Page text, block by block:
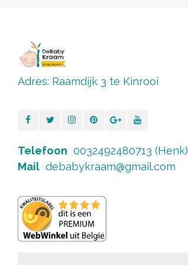
Adres: Raamdijk 3 te Kinrooi
Telefoon 0032492480713 (Henk)
Mail debabykraam@gmail.com